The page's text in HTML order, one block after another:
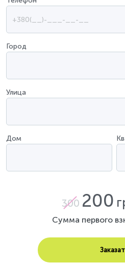
Город
Улица
Дом
300 200
Сумма первого